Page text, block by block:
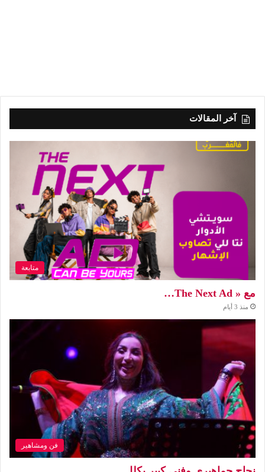
آخر المقالات
متابعة
مع « The Next Ad…
منذ 3 أيام
فن ومشاهير